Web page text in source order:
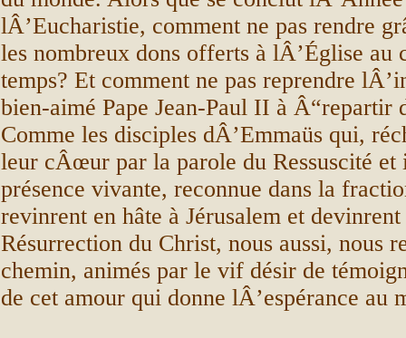
lÂ’Eucharistie, comment ne pas rendre
les nombreux dons offerts à lÂ’Église au
temps? Et comment ne pas reprendre
bien-aimé Pape Jean-Paul II à Â“repartir
Comme les disciples dÂ’Emmaüs qui,
leur cÂœur par la parole du Ressuscité et
présence vivante, reconnue dans la
revinrent en hâte à Jérusalem et
Résurrection du Christ, nous aussi, nous
chemin, animés par le vif désir de
de cet amour qui donne lÂ’espérance au